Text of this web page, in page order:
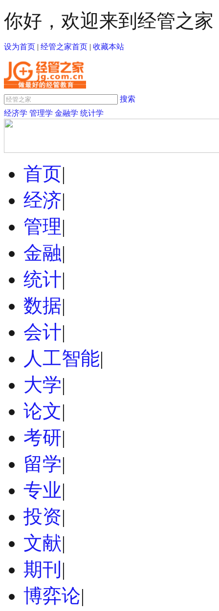
你好，欢迎来到经管之家
设为首页 | 经管之家首页 | 收藏本站
搜索
经济学 管理学 金融学 统计学
首页|
经济|
管理|
金融|
统计|
数据|
会计|
人工智能|
大学|
论文|
考研|
留学|
专业|
投资|
文献|
期刊 |
博弈论|